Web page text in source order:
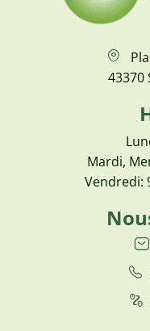
43370
Mardi,
Vendredi: